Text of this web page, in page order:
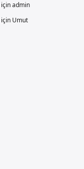
içinadmin
için Umut